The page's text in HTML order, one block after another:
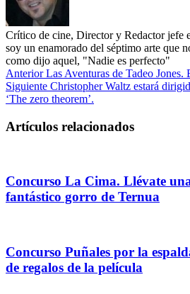
Crítico de cine, Director y Redactor jefe
soy un enamorado del séptimo arte que
como dijo aquel, "Nadie es perfecto"
AnteriorLas Aventuras de Tadeo Jones.
Siguiente Christopher Waltz estará
‘The zero theorem’.
Artículos relacionados
Concurso La Cima. Llévate
fantástico gorro de Ternua
Concurso Puñales por la
de regalos de la película